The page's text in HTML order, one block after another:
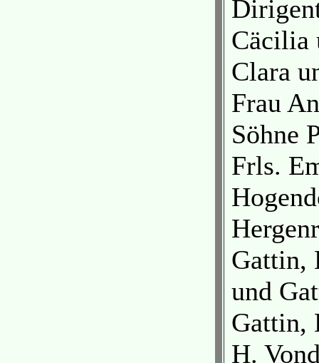
Cäcilia
Clara
Frau
Söhne
Frls.
Gattin,
und
Gattin,
H.